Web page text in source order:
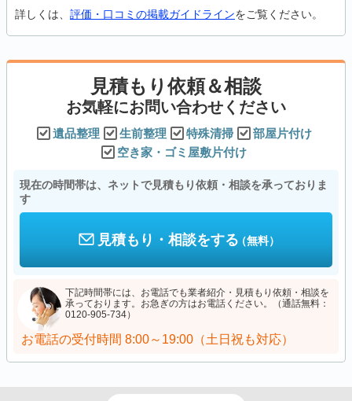
詳しくは、 評価・口コミの掲載ガイドラインをご覧ください。
見積もり依頼＆相談
お気軽にお問い合わせください
遺品整理 生前整理 特殊清掃
部屋片付け
空き家・ゴミ屋敷片付け
現在の時間帯は、ネットで見積もり依頼・相談を承っておりま
す
見積もり・相談をする（無料）
下記時間帯には、お電話でも業者紹介・見積もり依頼・相談を
承っております。お急ぎの方はお電話ください。（通話無料：
0120-905-734）
お電話の受付時間 8:00～19:00（土日祝も対応）